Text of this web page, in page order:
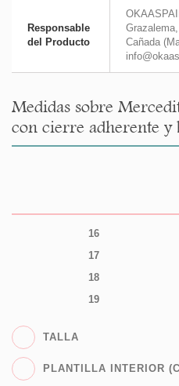
Responsable
del Producto
Cañada
Medidas sobre
con cierre adherente y
16
17
18
19
TALLA
PLANTILLA INTERIOR